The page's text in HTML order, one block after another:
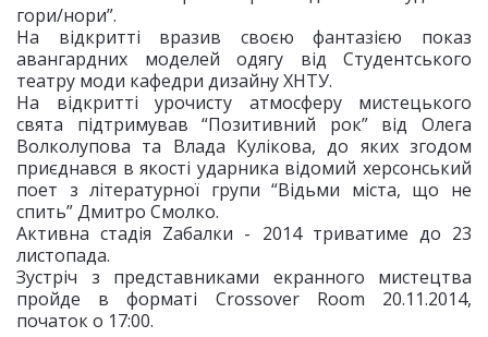
гори/нори”.
На відкритті вразив своєю фантазією показ
авангардних моделей одягу від Студентського
театру моди кафедри дизайну ХНТУ.
На відкритті урочисту атмосферу мистецького
свята підтримував “Позитивний рок” від Олега
Волколупова та Влада Кулікова, до яких згодом
приєднався в якості ударника відомий херсонський
поет з літературної групи “Відьми міста, що не
спить” Дмитро Смолко.
Активна стадія Zабалки - 2014 триватиме до 23
листопада.
Зустріч з представниками екранного мистецтва
пройде в форматі Сrossover Room 20.11.2014,
початок о 17:00.